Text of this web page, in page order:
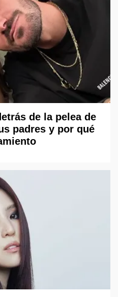
de la pelea de
padres y por qué